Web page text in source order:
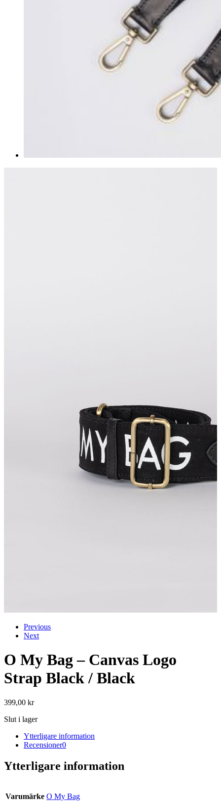
Previous
Next
O My Bag – Canvas Logo
Strap Black / Black
399,00 kr
Slut i lager
Ytterligare information
Recensioner0
Ytterligare information
Varumärke O My Bag